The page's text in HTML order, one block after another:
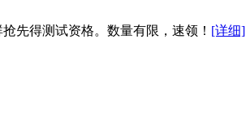
先得测试资格。数量有限，速领！ [详细]